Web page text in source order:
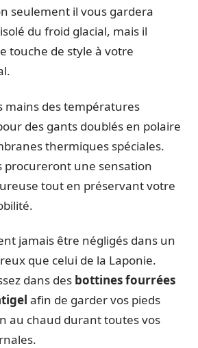
seulement il vous gardera
du froid glacial, mais il
touche de style à votre
mains des températures
des gants doublés en polaire
thermiques spéciales.
procureront une sensation
tout en préservant votre
jamais être négligés dans un
que celui de la Laponie.
dans des bottines fourrées
afin de garder vos pieds
au chaud durant toutes vos